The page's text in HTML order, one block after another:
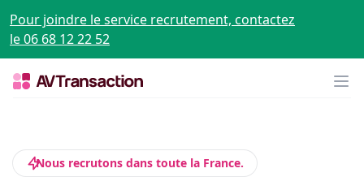
Pour joindre le service recrutement, contactez
le 06 68 12 22 52
Nous recrutons dans toute la France.